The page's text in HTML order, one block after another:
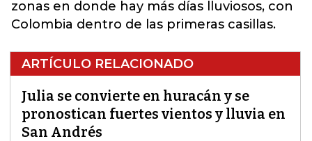
zonas en donde hay más días lluviosos, con
Colombia dentro de las primeras casillas.
ARTÍCULO RELACIONADO
Julia se convierte en huracán y se
pronostican fuertes vientos y lluvia en
San Andrés